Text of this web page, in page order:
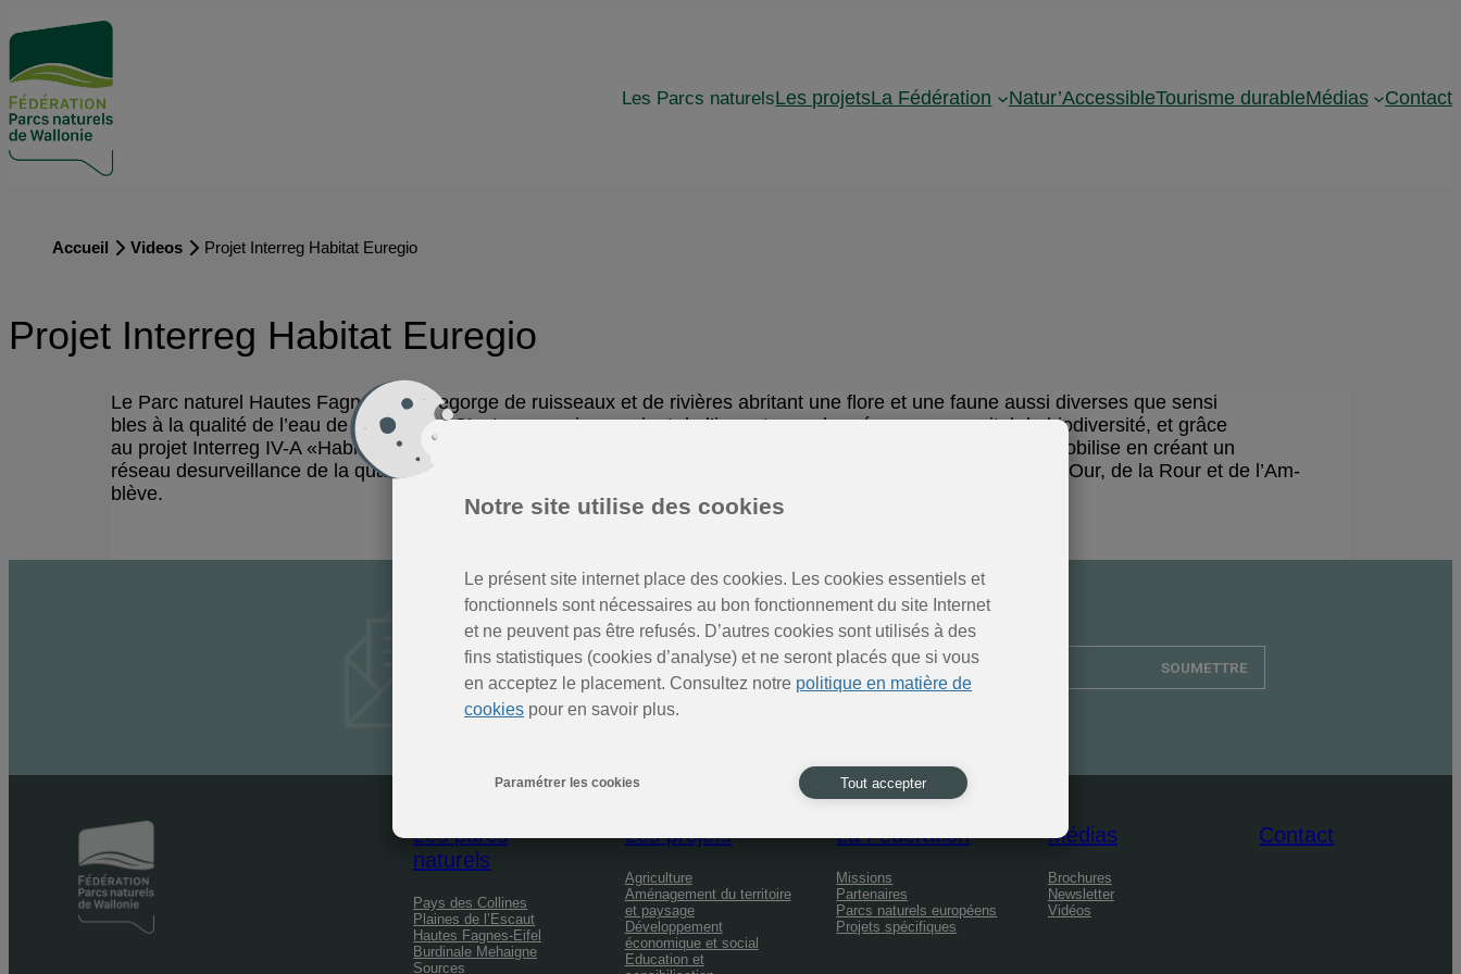
Les Parcs naturelsLes projetsLa Fédération Natur’AccessibleTourisme durableMédias Contact
Accueil Videos Projet Interreg Habitat Euregio
Projet Interreg Habitat Euregio
Le Parc naturel Hautes Fagnes-Eifel regorge de ruisseaux et de rivières abritant une flore et une faune aussi diverses que sensi
bles à la qualité de l’eau de leur milieu. C’est pourquoi, conscient de l’importance de préserver ce capital de biodiversité, et grâce
au projet Interreg IV-A «Habitat Euregio», la commission de gestion du Parc Naturel Hautes Fagnes-Eifel se mobilise en créant un
réseau desurveillance de la qualité des eauxau sein de trois de ses quatre bassins hydrographiques: celui de l’Our, de la Rour et de l’Am-
blève.
Des nouvelles des Parcs naturels
Inscrivez-vous à la newsletter
SOUMETTRE
Les parcs
naturels
Pays des Collines
Plaines de l’Escaut
Hautes Fagnes-Eifel
Burdinale Mehaigne
Sources
Les projets
Agriculture
Aménagement du territoire
et paysage
Développement
économique et social
Education et
La Fédération
Missions
Partenaires
Parcs naturels européens
Projets spécifiques
Médias
Brochures
Newsletter
Vidéos
Contact
Notre site utilise des cookies
Le présent site internet place des cookies. Les cookies essentiels et
fonctionnels sont nécessaires au bon fonctionnement du site Internet
et ne peuvent pas être refusés. D’autres cookies sont utilisés à des
fins statistiques (cookies d’analyse) et ne seront placés que si vous
en acceptez le placement. Consultez notre politique en matière de
cookies pour en savoir plus.
Paramétrer les cookies Tout accepter